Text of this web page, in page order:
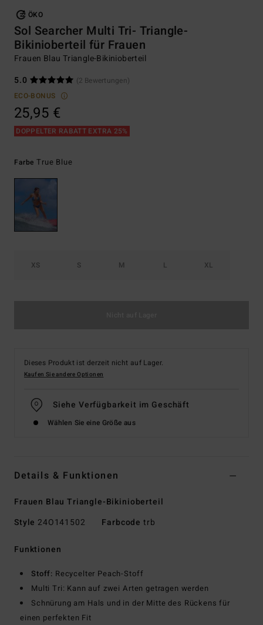
ÖKO
Sol Searcher Multi Tri- Triangle-
Bikinioberteil für Frauen
Frauen Blau Triangle-Bikinioberteil
5.0
(2 Bewertungen)
ECO-BONUS
25,95 €
DOPPELTER RABATT EXTRA 25%
FarbeTrue Blue
XS S M L XL
Dieses Produkt ist derzeit nicht auf Lager.
Kaufen Sie andere Optionen
Siehe Verfügbarkeit im Geschäft
Wählen Sie eine Größe aus
Details & Funktionen
Frauen Blau Triangle-Bikinioberteil
Style 24O141502 Farbcode trb
Funktionen
Stoff: Recycelter Peach-Stoff
Multi Tri: Kann auf zwei Arten getragen werden
Schnürung am Hals und in der Mitte des Rückens für
einen perfekten Fit